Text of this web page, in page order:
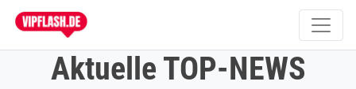
Aktuelle TOP-NEWS